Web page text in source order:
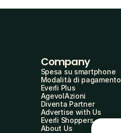
Company
Spesa su smartphone
Modalità di pagamento
Everli Plus
AgevolAzioni
Diventa Partner
Advertise with Us
Everli Shoppers
About Us